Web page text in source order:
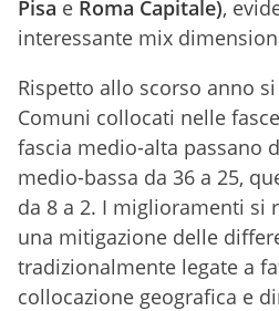
Pisa e Roma Capitale),
interessante mix
Rispetto allo scorso anno
Comuni collocati nelle
fascia medio-alta passano
medio-bassa da 36 a 25,
da 8 a 2. I miglioramenti si
una mitigazione delle
tradizionalmente legate a
collocazione geografica e